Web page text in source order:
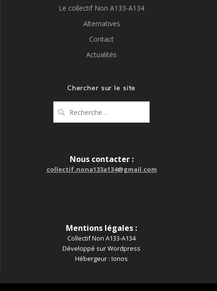
Le collectif Non A133-A134
Alternatives
Contact
Actualités
Chercher sur le site
pour
Nous contacter :
collectif.nona133a134@gmail.com
Mentions légales :
Collectif Non A133-A134
Développé sur Wordpress
Hébergeur : Ionos